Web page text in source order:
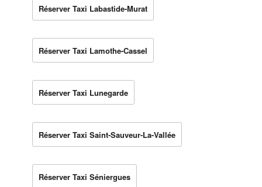
Réserver Taxi Labastide-Murat
Réserver Taxi Lamothe-Cassel
Réserver Taxi Lunegarde
Réserver Taxi Saint-Sauveur-La-Vallée
Réserver Taxi Séniergues